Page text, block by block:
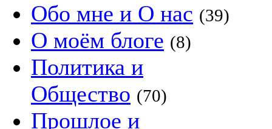
Обо мне и О нас (39)
О моём блоге (8)
Политика и
Общество (70)
Прошлое и